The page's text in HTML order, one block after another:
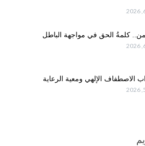
كلمةُ الحق في مواجهة الباطل
الاصطفاف الإلهي ومعية الرعاية